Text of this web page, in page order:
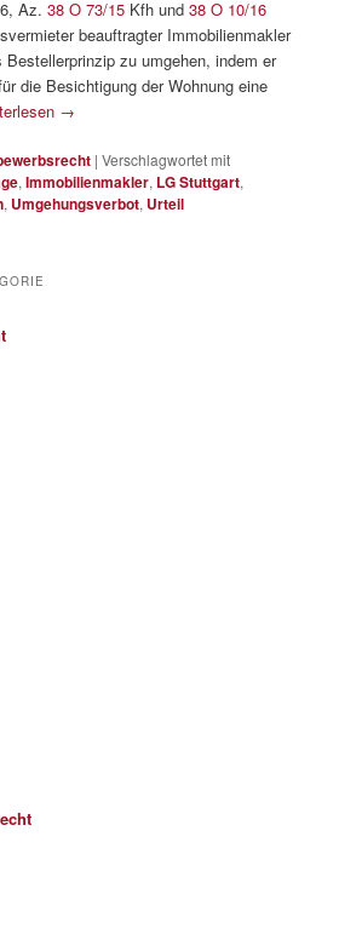
Az.38 O 73/15 Kfh und38 O 10/16
beauftragter Immobilienmakler
zu umgehen, indem er
die Besichtigung der Wohnung eine
→
|Verschlagwortet mit
,Immobilienmakler, LG Stuttgart,
, Umgehungsverbot, Urteil